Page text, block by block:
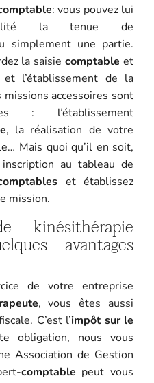
: vous pouvez lui
la tenue de
simplement une partie.
la saisiecomptable et
l’établissement de la
missions accessoires sont
: l’établissement
, la réalisation de votre
Mais quoi qu’il en soit,
au tableau de
et établissez
mission.
kinésithérapie
avantages
de votre entreprise
, vous êtes aussi
C’est l’impôt sur le
obligation, nous vous
Association de Gestion
comptable peut vous